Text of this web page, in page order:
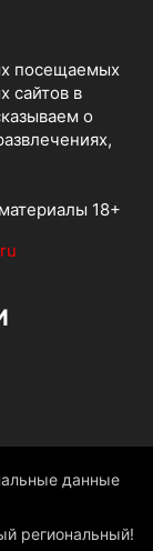
посещаемых
сайтов в
о
18+
данные
региональный!